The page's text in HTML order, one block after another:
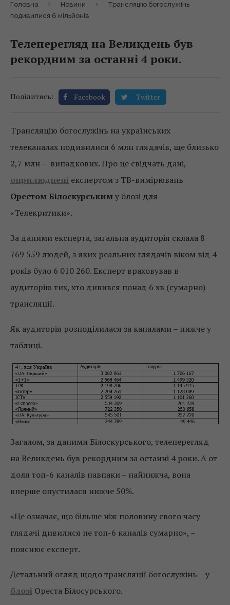
Головна Новини
Трансляцію богослужінь
подивилися 6 мільйонів
Телеперегляд на Великдень був
рекордним за останні 4 роки.
Поділитись: Facebook Twitter
Трансляцію богослужінь на українських
телеканалах подивилися 6 млн глядачів, ще близько
2,7 млн – випадкових. Про це свідчать дані,
оприлюднені експертом з ТВ-вимірювань
Орестом Білоскурськиму блозі для
«Телекритики».
За даними експерта, загальна аудиторія склала 8
769 559 людей, з яких реальних глядачів віком від 4
років було 6 010 260. Експерт враховував в
аудиторію тих, хто дивився понад 6 хв (сумарно)
трансляції.
Як аудиторія розподілилася за каналами – нижче у
таблиці.
Загалом, за даними Білоскурського, телеперегляд
на Великдень був рекордним за останні 4 роки. А от
доля топ-6 каналів навпаки – найнижча, вона
вперше опустилася нижче 50%.
«Це означає, що більше ніж половину свого часу
глядачі дивилися не топ-6 каналів сумарно», –
пояснює експерт.
Детальний огляд щодо трансляції богослужінь – у
блозі Ореста Білосурського.